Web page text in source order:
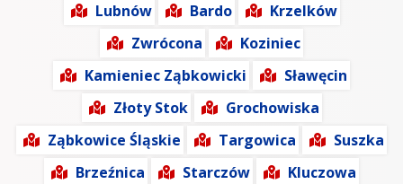
Lubnów
Bardo
Krzelków
Zwrócona
Koziniec
Kamieniec Ząbkowicki
Sławęcin
Złoty Stok
Grochowiska
Ząbkowice Śląskie
Targowica
Suszka
Brzeźnica
Starczów
Kluczowa